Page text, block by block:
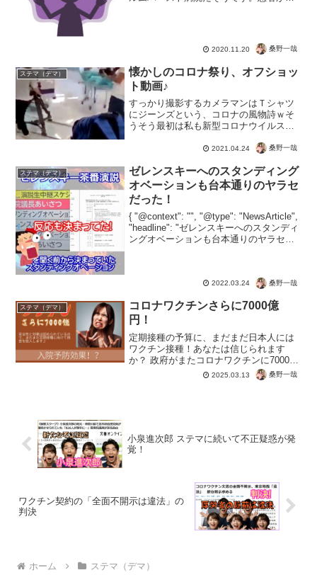
2020.11.20 桑野一哉
ステマ（デマ）
懐かしのコロナ祭り、オフショッ
ト動画♪
すっかり撮影するカメラマンはＴシャツ
にジーンズという、コロナの風物詩ｗそ
うそう最初は私も新型コロナウイルスが
た。今となっちゃ当時のニュースはオフ
もたしか、タバコを吸ってる...
2021.04.24 桑野一哉
ステマ（デマ）
ゼレンスキーへのスタンディング
オベーションも台本通りのヤラセ
だった！
{ "@context": "", "@type": "NewsArticle",
"headline": "ゼレンスキーへのスタンディ
ングオベーションも台本通りのヤラセだ
2022.03.24 桑野一哉
ステマ（デマ）
コロナワクチンさらに7000億
円！
定期接種の予算に、まだまだ日本人には
ワクチン接種！あなたは信じられます
か？ 政府がまたコロナワクチンに7000億
円もの巨額予算を計上しようとしている
んです！#コロナワクチン #川田龍平
2025.03.13 桑野一哉
小泉進次郎 ステマに続いて不正疑惑が発
覚！
ワクチン契約の「全面不開示は違法」の
判決
ホーム ステマ（デマ）